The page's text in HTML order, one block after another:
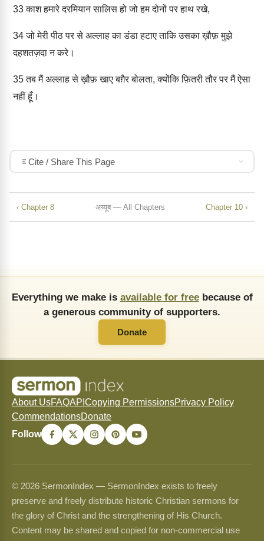
33काश हमारे दरमियान सालिस हो जो हम दोनों पर हाथ रखे,
34जो मेरी पीठ पर से अल्लाह का डंडा हटाए ताकि उसका ख़ौफ़ मुझे
दहशतज़दा न करे।
35तब मैं अल्लाह से ख़ौफ़ खाए बग़ैर बोलता, क्योंकि फ़ितरी तौर पर मैं ऐसा
नहीं हूँ।
Cite / Share This Page
‹ Chapter 8 अय्यूब — All Chapters Chapter 10 ›
Everything we make is available for freebecause of
a generous community of supporters.
Donate
About UsFAQAPI Copying PermissionsPrivacy Policy
CommendationsDonate
Follow
© 2026 SermonIndex — SermonIndex exists to freely
preserve and freely distribute historic Christian sermons for
the glory of Christ and the strengthening of His Church.
Content may be shared and copied for non-commercial use